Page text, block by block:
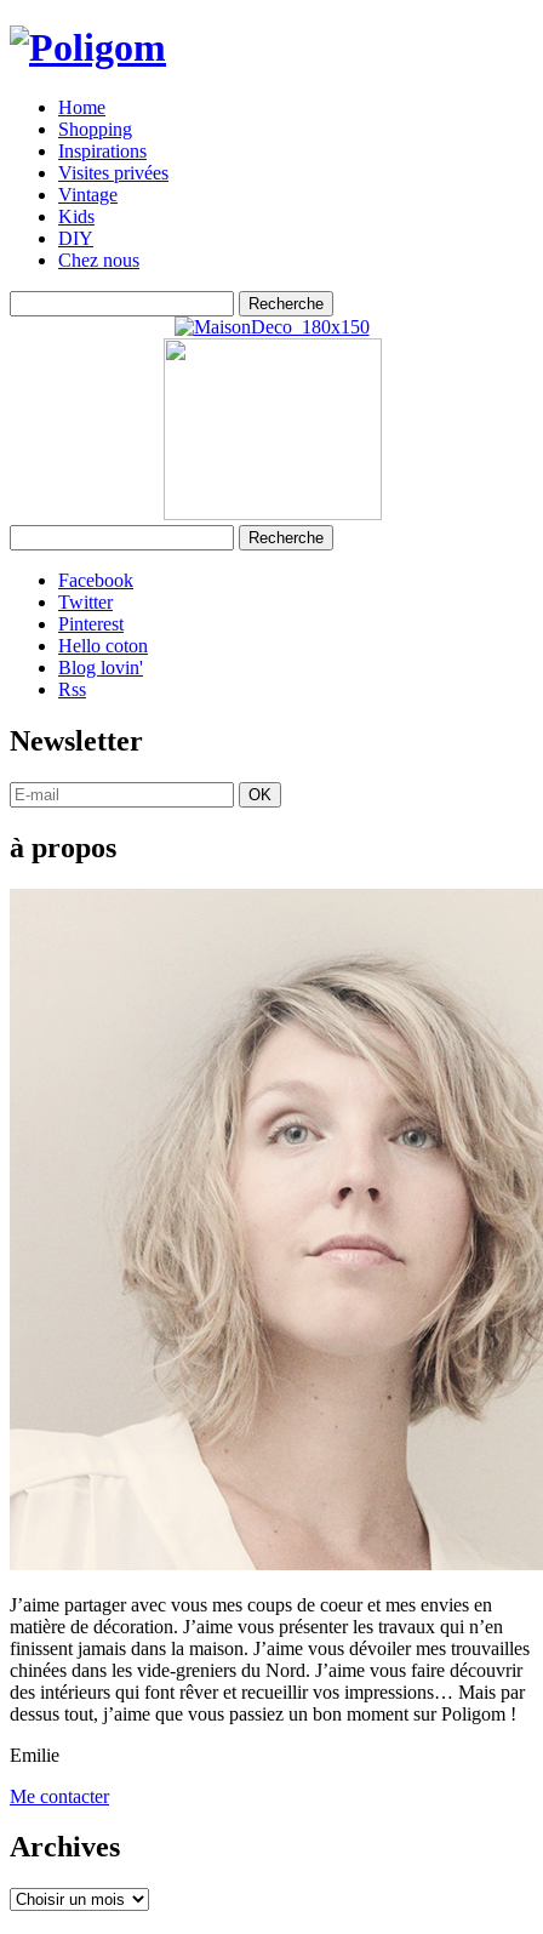
Home
Shopping
Inspirations
Visites privées
Vintage
Kids
DIY
Chez nous
Facebook
Twitter
Pinterest
Hello coton
Blog lovin'
Rss
Newsletter
OK
à propos
J’aime partager avec vous mes coups de coeur et mes envies en
matière de décoration. J’aime vous présenter les travaux qui n’en
finissent jamais dans la maison. J’aime vous dévoiler mes trouvailles
chinées dans les vide-greniers du Nord. J’aime vous faire découvrir
des intérieurs qui font rêver et recueillir vos impressions… Mais par
dessus tout, j’aime que vous passiez un bon moment sur Poligom !
Emilie
Me contacter
Archives